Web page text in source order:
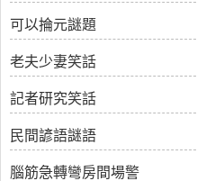
可以掄元謎題
老夫少妻笑話
記者研究笑話
民間諺語謎語
腦筋急轉彎房間場警